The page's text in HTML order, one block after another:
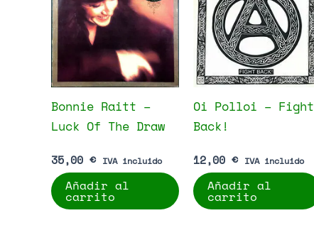
Bonnie Raitt –
Luck Of The Draw
35,00 € IVA incluido
Añadir al
carrito
Oi Polloi – Fight
Back!
12,00 € IVA incluido
Añadir al
carrito